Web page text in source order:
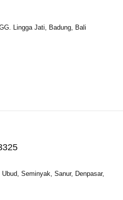
Lingga Jati, Badung, Bali
Seminyak, Sanur, Denpasar,